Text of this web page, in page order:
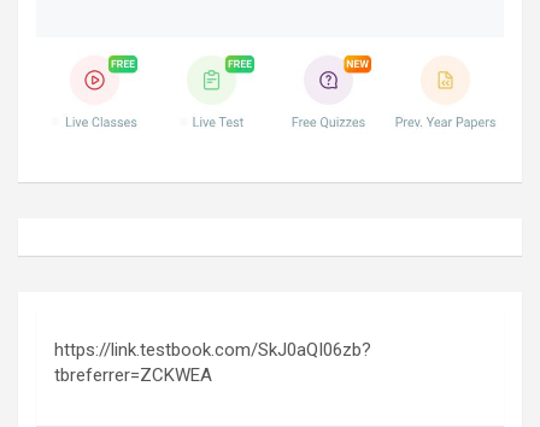
https://link.testbook.com/SkJ0aQI06zb?
tbreferrer=ZCKWEA